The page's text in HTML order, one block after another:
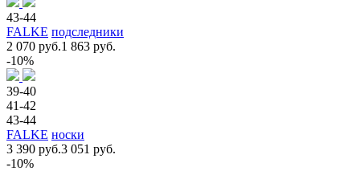
43-44
FALKE подследники
2 070 руб.1 863 руб.
-10%
39-40
41-42
43-44
FALKE носки
3 390 руб.3 051 руб.
-10%